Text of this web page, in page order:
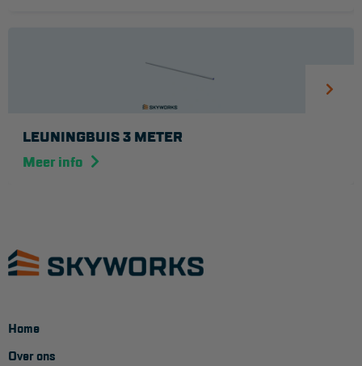
LEUNINGBUIS 3 METER
Meer info
Home
Over ons